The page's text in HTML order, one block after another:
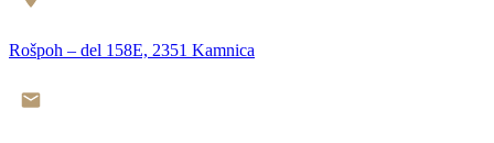
Rošpoh – del 158E, 2351 Kamnica